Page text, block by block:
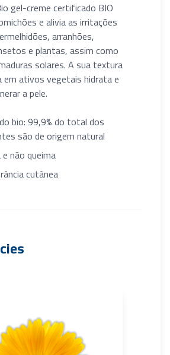
gel-creme certificado BIO
e alivia as irritações
arranhões,
e plantas, assim como
solares. A sua textura
em ativos vegetais hidrata e
a pele.
bio: 99,9% do total dos
são de origem natural
e não queima
cutânea